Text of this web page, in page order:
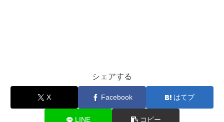
シェアする
X Facebook はてブ
LINE コピー